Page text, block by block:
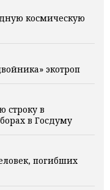
космическую
экотроп
строку в
в Госдуму
погибших